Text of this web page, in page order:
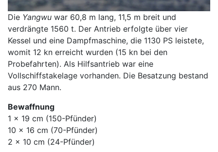
Die Yangwu war 60,8 m lang, 11,5 m breit und
verdrängte 1560 t. Der Antrieb erfolgte über vier
Kessel und eine Dampfmaschine, die 1130 PS leistete,
womit 12 kn erreicht wurden (15 kn bei den
Probefahrten). Als Hilfsantrieb war eine
Vollschiffstakelage vorhanden. Die Besatzung bestand
aus 270 Mann.
Bewaffnung
1 x 19 cm (150-Pfünder)
10 x 16 cm (70-Pfünder)
2 x 10 cm (24-Pfünder)